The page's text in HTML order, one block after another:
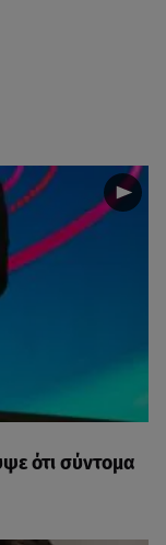
ότι σύντομα